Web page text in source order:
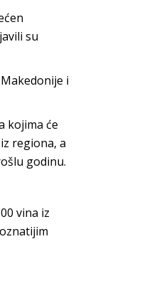
su
i
kojima će
regiona, a
godinu.
vina iz